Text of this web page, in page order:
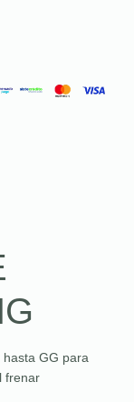
GG para
frenar